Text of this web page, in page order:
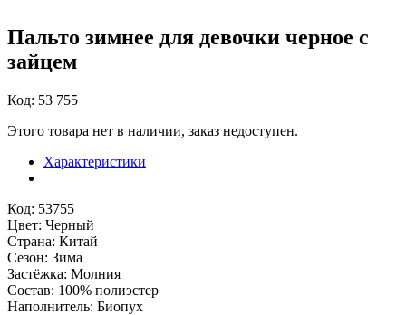
Пальто зимнее для девочки черное с
зайцем
Код: 53 755
Этого товара нет в наличии, заказ недоступен.
Характеристики
Код: 53755
Цвет: Черный
Страна: Китай
Сезон: Зима
Застёжка: Молния
Состав: 100% полиэстер
Наполнитель: Биопух